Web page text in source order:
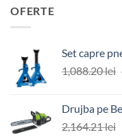
OFERTE
Set capre
1,088.20lei
Drujba pe
2,164.21lei